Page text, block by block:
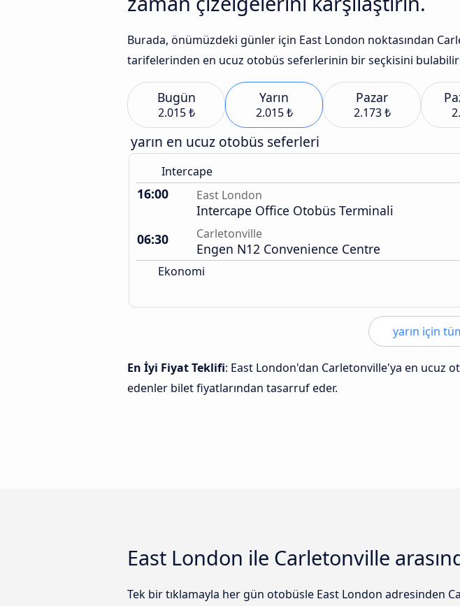
Burada, önümüzdeki günler için East London noktasından
tarifelerinden en ucuz otobüs seferlerinin bir seçkisini
Bugün
2.015 ₺
Yarın
2.015 ₺
Pazar
2.173 ₺
yarın en ucuz otobüs seferleri
Intercape
16:00 East London
Intercape Office Otobüs Terminali
06:30
Carletonville
Engen N12 Convenience Centre
Ekonomi
yarın için
En İyi Fiyat Teklifi: East London'dan Carletonville'ya en ucuz
edenler bilet fiyatlarından tasarruf eder.
East London ile Carletonville
Tek bir tıklamayla her gün otobüsle East London adresinden